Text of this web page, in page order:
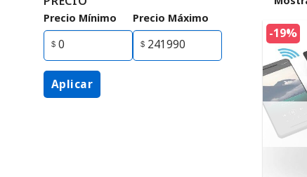
Precio Mínimo Precio Máximo
Aplicar
-19%